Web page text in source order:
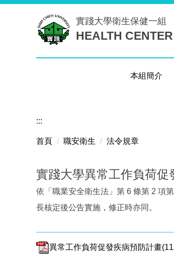
實踐大學衛生保健一組
HEALTH CENTER
本組簡介
:::
首頁 職安衛生 法令規章
實踐大學異常工作負荷促
依「職業安全衛生法」第 6 條第 2 項
長核定後公告實施，修正時亦同。
異常工作負荷促發疾病預防計畫